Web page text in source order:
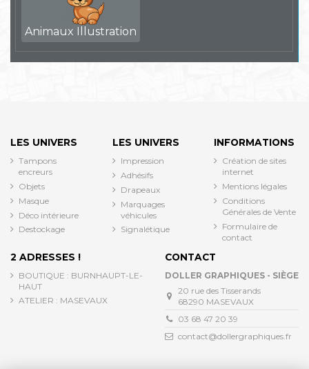
Animaux Illustration
LES UNIVERS
Tampons
encreurs
Objets
Masque
Déco intérieure
Destockage
LES UNIVERS
Impression
Adhésifs
Drapeaux
Marquages
véhicules
Signalétique
INFORMATIONS
Création de sites
internet
Mentions légales
Conditions
Générales de Vente
Formulaire de
contact
2 ADRESSES !
BOUTIQUE : BURNHAUPT-LE-
HAUT
ATELIER : MASEVAUX
CONTACT
DOLLER GRAPHIQUES - SIÈGE
20 rue des Tisserands
68290 MASEVAUX
03 68 47 20 39
contact@dollergraphiques.fr